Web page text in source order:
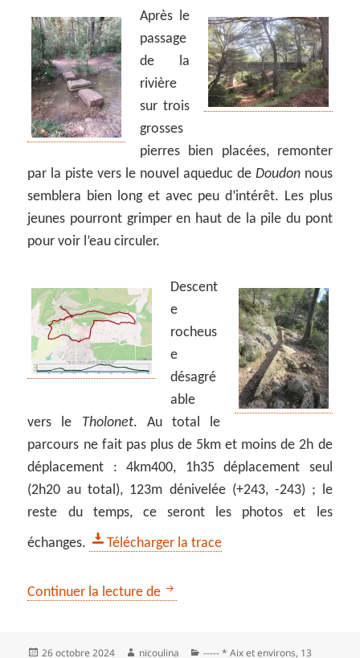
Après le
passage
de la
rivière
sur trois
grosses
pierres bien placées, remonter
par la piste vers le nouvel aqueduc de Doudonnous
semblera bien long et avec peu d’intérêt. Les plus
jeunes pourront grimper en haut de la pile du pont
pour voir l’eau circuler.
Descent
e
rocheus
e
désagré
able
vers le Tholonet. Au total le
parcours ne fait pas plus de 5km et moins de 2h de
déplacement : 4km400, 1h35 déplacement seul
(2h20 au total), 123m dénivelée (+243, -243) ; le
reste du temps, ce seront les photos et les
échanges.
Télécharger la trace
Continuer la lecture de Le pont-aqueduc romain du
Publié
26 octobre 2024 Auteur
nicoulina Catégories
----- * Aix et environs, 13